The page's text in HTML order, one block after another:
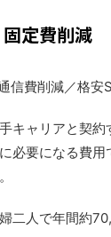
固定費削減
信費削減／格安
キャリアと契
必要になる費
二人で年間約